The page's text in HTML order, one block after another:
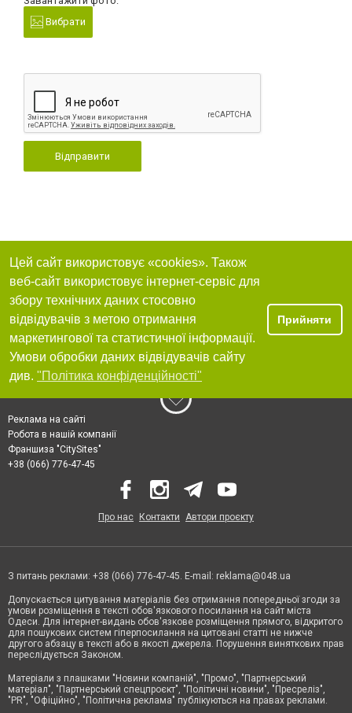
Вибрати
Відправити
Цей сайт використовує «cookies». Також
веб-сайт використовує інтернет-сервіс для
збору технічних даних стосовно
відвідувачів з метою отримання
маркетингової та статистичної інформації.
Умови обробки даних відвідувачів сайту
див. "Політика конфіденційності"
Прийняти
Реклама на сайті
Робота в нашій компанії
Франшиза "CitySites"
+38 (066) 776-47-45
Про нас Контакти Автори проєкту
З питань реклами: +38 (066) 776-47-45. E-mail: reklama@048.ua
Допускається цитування матеріалів без отримання попередньої згоди за
умови розміщення в тексті обов'язкового посилання на сайт міста
Одеси. Для інтернет-видань обов'язкове розміщення прямого, відкритого
для пошукових систем гіперпосилання на цитовані статті не нижче
другого абзацу в тексті або в якості джерела. Порушення виняткових прав
переслідується Законом.
Матеріали з плашками "Новини компаній", "Промо", "Партнерський
матеріал", "Партнерський спецпроєкт", "Політичні новини", "Пресреліз",
"PR", "Офіційно", "Політична реклама" публікуються на правах реклами.